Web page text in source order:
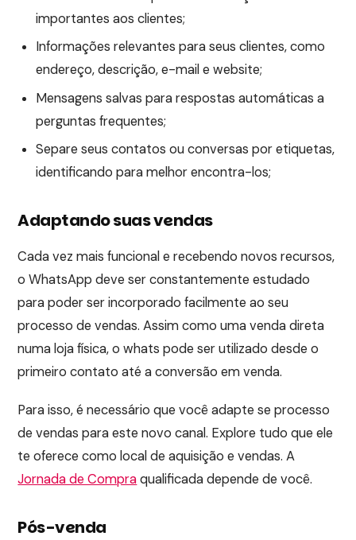
importantes aos clientes;
Informações relevantes para seus clientes, como
endereço, descrição, e-mail e website;
Mensagens salvas para respostas automáticas a
perguntas frequentes;
Separe seus contatos ou conversas por etiquetas,
identificando para melhor encontra-los;
Adaptando suas vendas
Cada vez mais funcional e recebendo novos recursos,
o WhatsApp deve ser constantemente estudado
para poder ser incorporado facilmente ao seu
processo de vendas. Assim como uma venda direta
numa loja física, o whats pode ser utilizado desde o
primeiro contato até a conversão em venda.
Para isso, é necessário que você adapte se processo
de vendas para este novo canal. Explore tudo que ele
te oferece como local de aquisição e vendas. A
Jornada de Compraqualificada depende de você.
Pós-venda